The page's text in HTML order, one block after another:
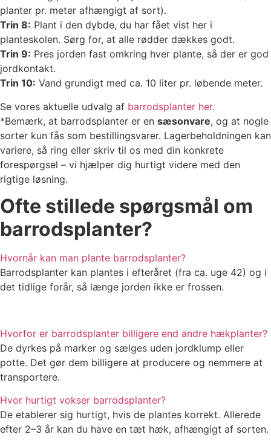
planter pr. meter afhængigt af sort).
Trin 8: Plant i den dybde, du har fået vist her i
planteskolen. Sørg for, at alle rødder dækkes godt.
Trin 9: Pres jorden fast omkring hver plante, så der er god
jordkontakt.
Trin 10: Vand grundigt med ca. 10 liter pr. løbende meter.
Se vores aktuelle udvalg af barrodsplanter her.
*Bemærk, at barrodsplanter er en sæsonvare, og at nogle
sorter kun fås som bestillingsvarer. Lagerbeholdningen kan
variere, så ring eller skriv til os med din konkrete
forespørgsel – vi hjælper dig hurtigt videre med den
rigtige løsning.
Ofte stillede spørgsmål om
barrodsplanter?
Hvornår kan man plante barrodsplanter?
Barrodsplanter kan plantes i efteråret (fra ca. uge 42) og i
det tidlige forår, så længe jorden ikke er frossen.
Hvorfor er barrodsplanter billigere end andre hækplanter?
De dyrkes på marker og sælges uden jordklump eller
potte. Det gør dem billigere at producere og nemmere at
transportere.
Hvor hurtigt vokser barrodsplanter?
De etablerer sig hurtigt, hvis de plantes korrekt. Allerede
efter 2–3 år kan du have en tæt hæk, afhængigt af sorten.